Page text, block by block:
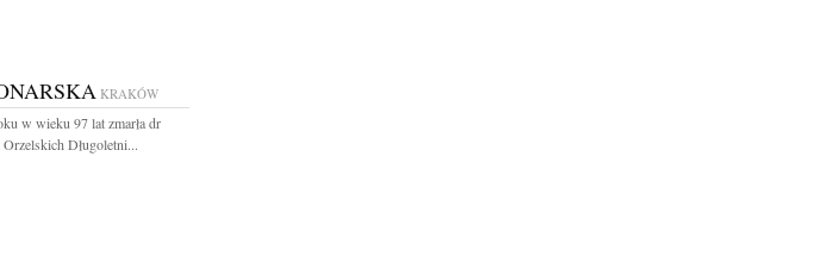
KRAKÓW
w wieku 97 lat zmarła dr
Długoletni...